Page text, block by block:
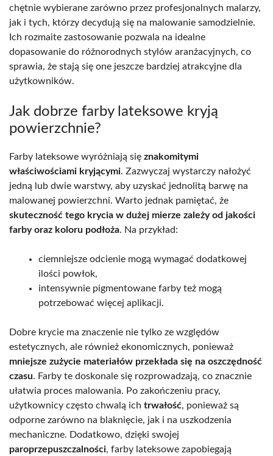
chętnie wybierane zarówno przez profesjonalnych malarzy,
jak i tych, którzy decydują się na malowanie samodzielnie.
Ich rozmaite zastosowanie pozwala na idealne
dopasowanie do różnorodnych stylów aranżacyjnych, co
sprawia, że stają się one jeszcze bardziej atrakcyjne dla
użytkowników.
Jak dobrze farby lateksowe kryją
powierzchnie?
Farby lateksowe wyróżniają się znakomitymi
właściwościami kryjącymi. Zazwyczaj wystarczy nałożyć
jedną lub dwie warstwy, aby uzyskać jednolitą barwę na
malowanej powierzchni. Warto jednak pamiętać, że
skuteczność tego krycia w dużej mierze zależy od jakości
farby oraz koloru podłoża. Na przykład:
ciemniejsze odcienie mogą wymagać dodatkowej
ilości powłok,
intensywnie pigmentowane farby też mogą
potrzebować więcej aplikacji.
Dobre krycie ma znaczenie nie tylko ze względów
estetycznych, ale również ekonomicznych, ponieważ
mniejsze zużycie materiałów przekłada się na oszczędność
czasu. Farby te doskonale się rozprowadzają, co znacznie
ułatwia proces malowania. Po zakończeniu pracy,
użytkownicy często chwalą ich trwałość, ponieważ są
odporne zarówno na blaknięcie, jak i na uszkodzenia
mechaniczne. Dodatkowo, dzięki swojej
paroprzepuszczalności, farby lateksowe zapobiegają